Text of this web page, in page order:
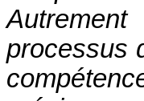
processus